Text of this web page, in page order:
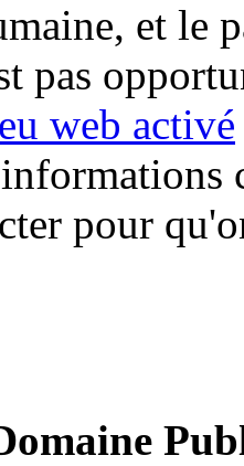
et le
pas
web activé
pour